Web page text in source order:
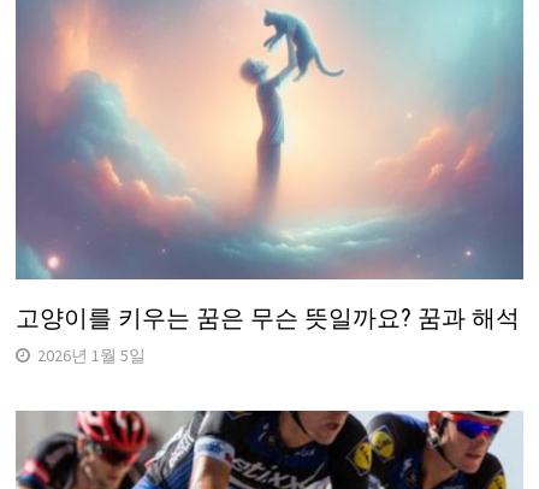
고양이를 키우는 꿈은 무슨 뜻일까요? 꿈과 해석
2026년 1월 5일